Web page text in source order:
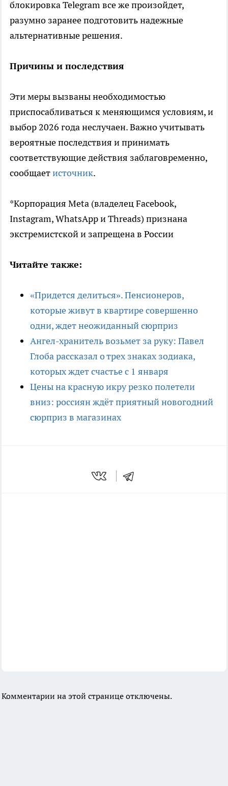
блокировка Telegram все же произойдет,
разумно заранее подготовить надежные
альтернативные решения.
Причины и последствия
Эти меры вызваны необходимостью
приспосабливаться к меняющимся условиям, и
выбор 2026 года неслучаен. Важно учитывать
вероятные последствия и принимать
соответствующие действия заблаговременно,
сообщаетисточник.
*Корпорация Meta (владелец Facebook,
Instagram, WhatsApp и Threads) признана
экстремистской и запрещена в России
Читайте также:
«Придется делиться». Пенсионеров,
которые живут в квартире совершенно
одни, ждет неожиданный сюрприз
Ангел-хранитель возьмет за руку: Павел
Глоба рассказал о трех знаках зодиака,
которых ждет счастье с 1 января
Цены на красную икру резко полетели
вниз: россиян ждёт приятный новогодний
сюрприз в магазинах
Комментарии на этой странице отключены.